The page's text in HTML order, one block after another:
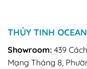
THỦY TINH OCEAN
Showroom: 439 Cách
Mạng Tháng 8,